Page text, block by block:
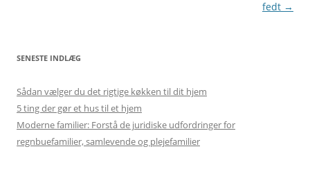
fedt →
SENESTE INDLÆG
Sådan vælger du det rigtige køkken til dit hjem
5 ting der gør et hus til et hjem
Moderne familier: Forstå de juridiske udfordringer for
regnbuefamilier, samlevende og plejefamilier